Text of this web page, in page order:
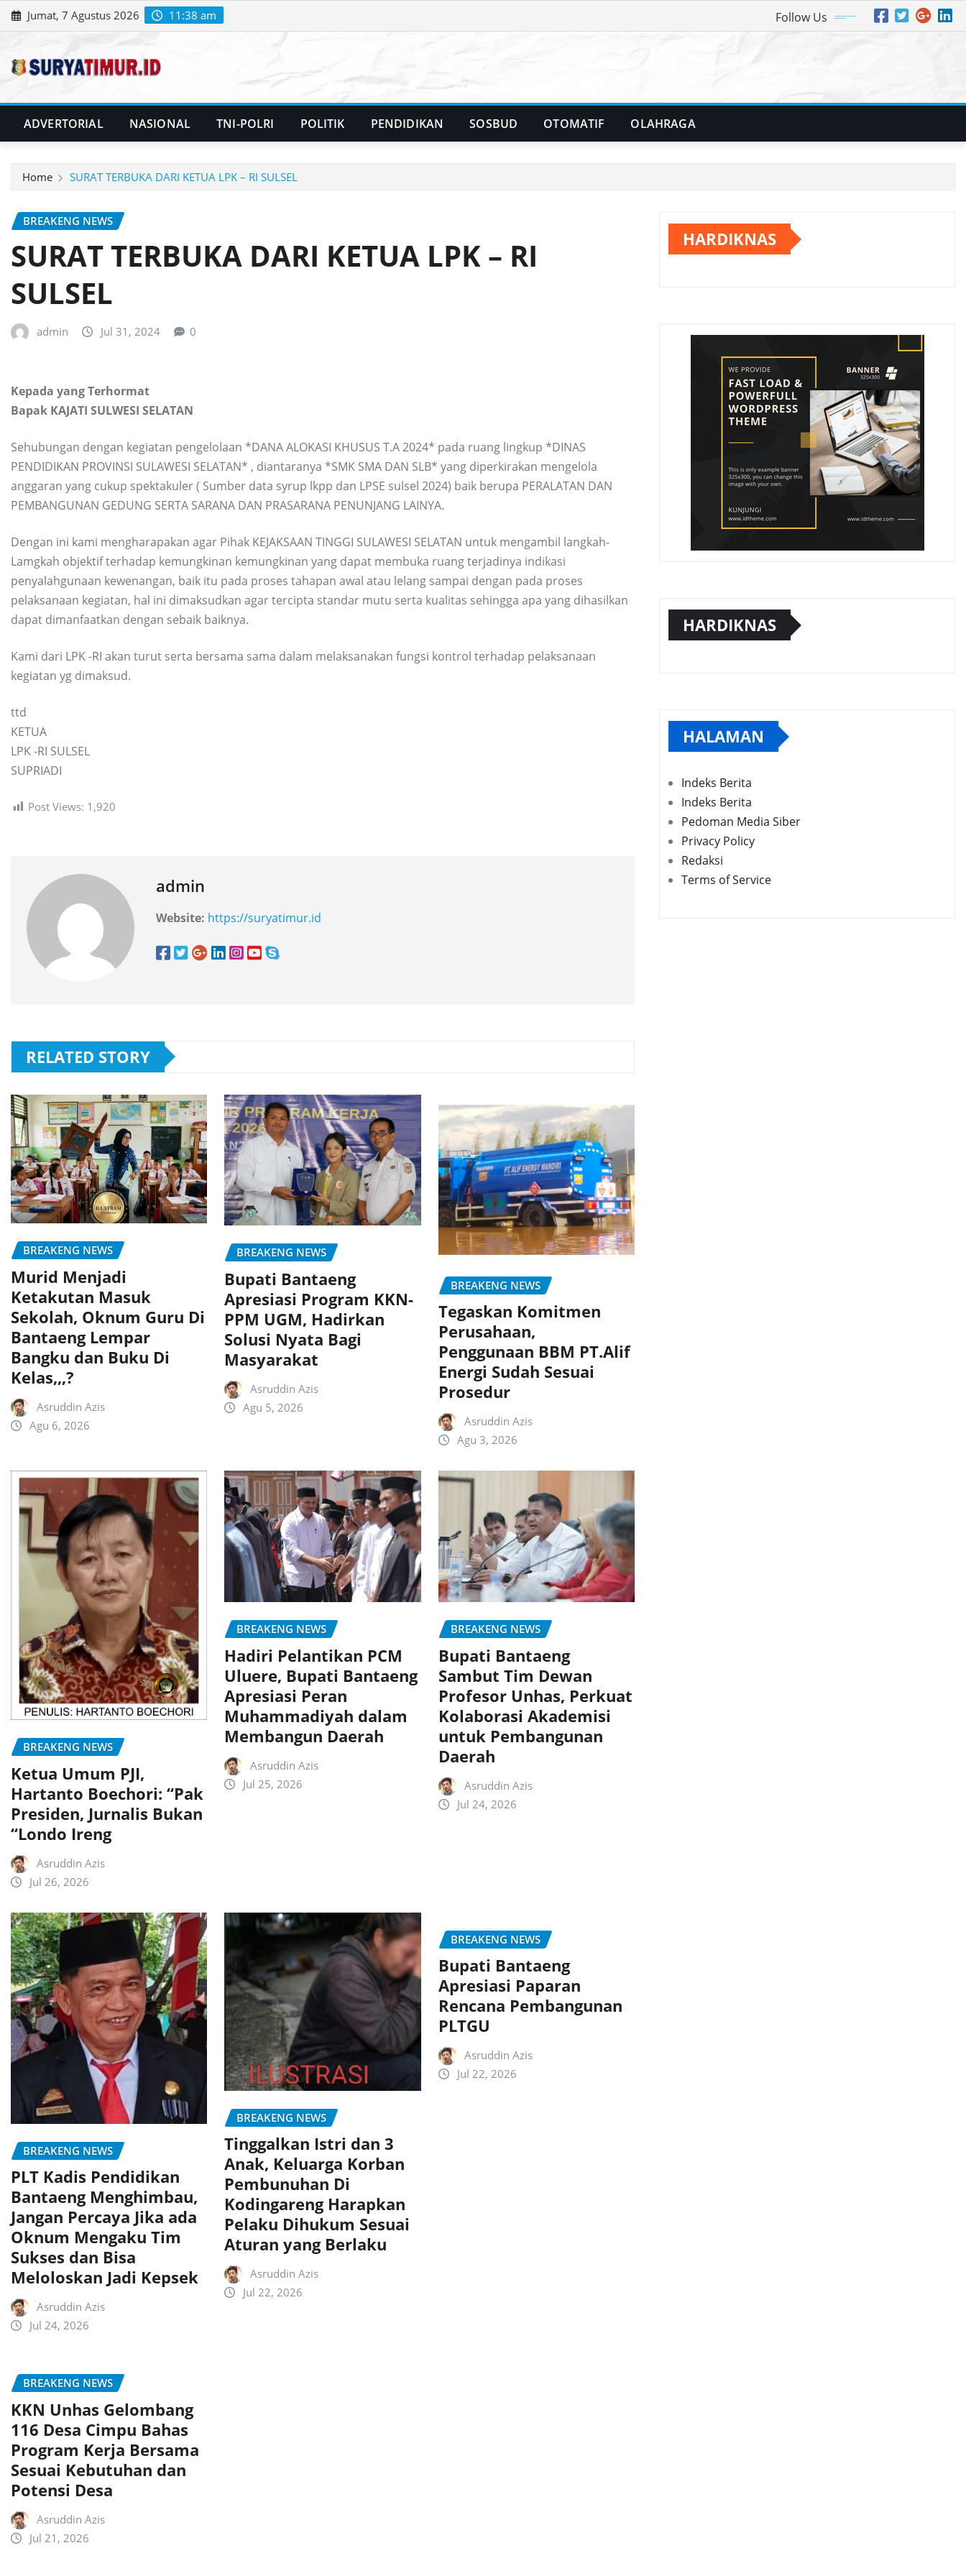
Skip
to
Jumat, 7 Agustus 2026 11:38 am Follow Us
ADVERTORIAL NASIONAL TNI-POLRI POLITIK PENDIDIKAN SOSBUD OTOMATIF OLAHRAGA
Home SURAT TERBUKA DARI KETUA LPK – RI SULSEL
BREAKENG NEWS
SURAT TERBUKA DARI KETUA LPK – RI
SULSEL
admin Jul 31, 2024 0
Kepada yang Terhormat
Bapak KAJATI SULWESI SELATAN
Sehubungan dengan kegiatan pengelolaan *DANA ALOKASI KHUSUS T.A 2024* pada ruang lingkup *DINAS
PENDIDIKAN PROVINSI SULAWESI SELATAN* , diantaranya *SMK SMA DAN SLB* yang diperkirakan mengelola
anggaran yang cukup spektakuler ( Sumber data syrup lkpp dan LPSE sulsel 2024) baik berupa PERALATAN DAN
PEMBANGUNAN GEDUNG SERTA SARANA DAN PRASARANA PENUNJANG LAINYA.
Dengan ini kami mengharapakan agar Pihak KEJAKSAAN TINGGI SULAWESI SELATAN untuk mengambil langkah-
Lamgkah objektif terhadap kemungkinan kemungkinan yang dapat membuka ruang terjadinya indikasi
penyalahgunaan kewenangan, baik itu pada proses tahapan awal atau lelang sampai dengan pada proses
pelaksanaan kegiatan, hal ini dimaksudkan agar tercipta standar mutu serta kualitas sehingga apa yang dihasilkan
dapat dimanfaatkan dengan sebaik baiknya.
Kami dari LPK -RI akan turut serta bersama sama dalam melaksanakan fungsi kontrol terhadap pelaksanaan
kegiatan yg dimaksud.
ttd
KETUA
LPK -RI SULSEL
SUPRIADI
Post Views: 1,920
admin
Website: https://suryatimur.id
RELATED STORY
BREAKENG NEWS
Murid Menjadi
Ketakutan Masuk
Sekolah, Oknum Guru Di
Bantaeng Lempar
Bangku dan Buku Di
Kelas,,,?
Asruddin Azis
Agu 6, 2026
BREAKENG NEWS
Bupati Bantaeng
Apresiasi Program KKN-
PPM UGM, Hadirkan
Solusi Nyata Bagi
Masyarakat
Asruddin Azis
Agu 5, 2026
BREAKENG NEWS
Tegaskan Komitmen
Perusahaan,
Penggunaan BBM PT.Alif
Energi Sudah Sesuai
Prosedur
Asruddin Azis
Agu 3, 2026
BREAKENG NEWS
Ketua Umum PJI,
Hartanto Boechori: “Pak
Presiden, Jurnalis Bukan
“Londo Ireng
Asruddin Azis
Jul 26, 2026
BREAKENG NEWS
Hadiri Pelantikan PCM
Uluere, Bupati Bantaeng
Apresiasi Peran
Muhammadiyah dalam
Membangun Daerah
Asruddin Azis
Jul 25, 2026
BREAKENG NEWS
Bupati Bantaeng
Sambut Tim Dewan
Profesor Unhas, Perkuat
Kolaborasi Akademisi
untuk Pembangunan
Daerah
Asruddin Azis
Jul 24, 2026
BREAKENG NEWS
PLT Kadis Pendidikan
Bantaeng Menghimbau,
Jangan Percaya Jika ada
Oknum Mengaku Tim
Sukses dan Bisa
Meloloskan Jadi Kepsek
Asruddin Azis
Jul 24, 2026
BREAKENG NEWS
Tinggalkan Istri dan 3
Anak, Keluarga Korban
Pembunuhan Di
Kodingareng Harapkan
Pelaku Dihukum Sesuai
Aturan yang Berlaku
Asruddin Azis
Jul 22, 2026
BREAKENG NEWS
Bupati Bantaeng
Apresiasi Paparan
Rencana Pembangunan
PLTGU
Asruddin Azis
Jul 22, 2026
BREAKENG NEWS
KKN Unhas Gelombang
116 Desa Cimpu Bahas
Program Kerja Bersama
Sesuai Kebutuhan dan
Potensi Desa
Asruddin Azis
Jul 21, 2026
HARDIKNAS
HARDIKNAS
HALAMAN
Indeks Berita
Indeks Berita
Pedoman Media Siber
Privacy Policy
Redaksi
Terms of Service